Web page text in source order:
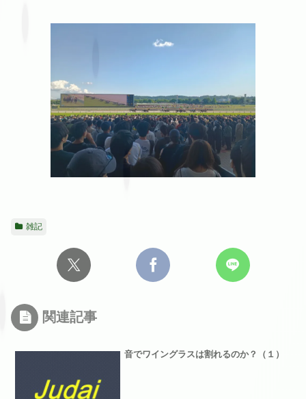
雑記
関連記事
音でワイングラスは割れるのか？（１）